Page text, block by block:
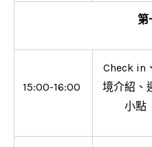
第
15:00-16:00
Check in
境介紹、
小點